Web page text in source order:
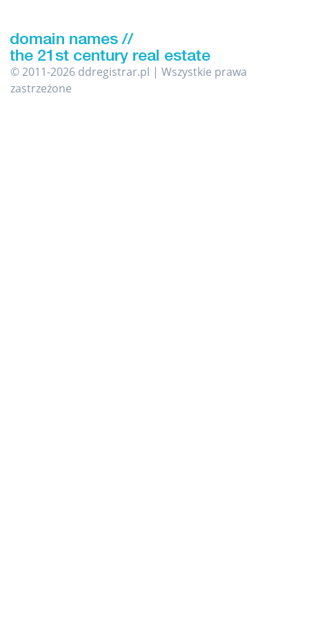
© 2011-2026 ddregistrar.pl | Wszystkie prawa
zastrzeżone